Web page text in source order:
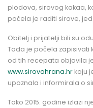
plodova, sirovog kakaa,
počela je raditi sirove,
Obitelj i prijatelji bili su
Tada je počela zapisivati
od tih recepata objavila
www.sirovahrana.hr koju
upoznala i informirala o
Tako 2015. godine izlazi